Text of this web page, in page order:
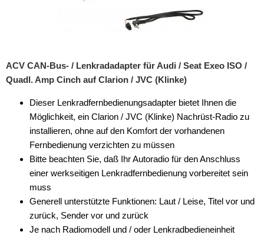
ACV CAN-Bus- / Lenkradadapter für Audi / Seat Exeo ISO /
Quadl. Amp Cinch auf Clarion / JVC (Klinke)
Dieser Lenkradfernbedienungsadapter bietet Ihnen die
Möglichkeit, ein Clarion / JVC (Klinke) Nachrüst-Radio zu
installieren, ohne auf den Komfort der vorhandenen
Fernbedienung verzichten zu müssen
Bitte beachten Sie, daß Ihr Autoradio für den Anschluss
einer werkseitigen Lenkradfernbedienung vorbereitet sein
muss
Generell unterstützte Funktionen: Laut / Leise, Titel vor und
zurück, Sender vor und zurück
Je nach Radiomodell und / oder Lenkradbedieneinheit